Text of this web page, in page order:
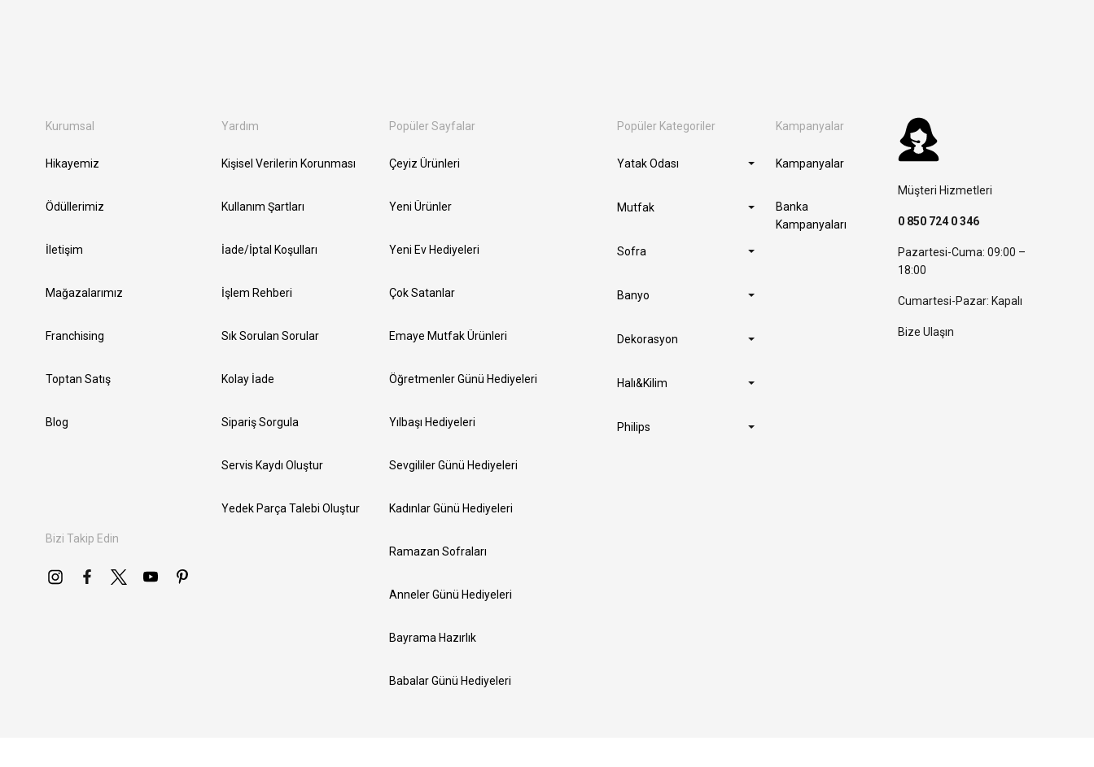
Kurumsal
Hikayemiz
Ödüllerimiz
İletişim
Mağazalarımız
Franchising
Toptan Satış
Blog
Bizi Takip Edin
Yardım
Kişisel Verilerin Korunması
Kullanım Şartları
İade/İptal Koşulları
İşlem Rehberi
Sık Sorulan Sorular
Kolay İade
Sipariş Sorgula
Servis Kaydı Oluştur
Yedek Parça Talebi Oluştur
Popüler Sayfalar
Çeyiz Ürünleri
Yeni Ürünler
Yeni Ev Hediyeleri
Çok Satanlar
Emaye Mutfak Ürünleri
Öğretmenler Günü Hediyeleri
Yılbaşı Hediyeleri
Sevgililer Günü Hediyeleri
Kadınlar Günü Hediyeleri
Ramazan Sofraları
Anneler Günü Hediyeleri
Bayrama Hazırlık
Babalar Günü Hediyeleri
Popüler Kategoriler
Yatak Odası
Mutfak
Sofra
Banyo
Dekorasyon
Halı&Kilim
Philips
Kampanyalar
Kampanyalar
Banka
Kampanyaları
Müşteri Hizmetleri
0 850 724 0 346
Pazartesi-Cuma: 09:00 –
18:00
Cumartesi-Pazar: Kapalı
Bize Ulaşın